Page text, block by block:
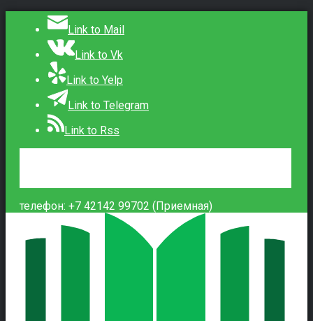
Link to Mail
Link to Vk
Link to Yelp
Link to Telegram
Link to Rss
телефон: +7 42142 99702 (Приемная)